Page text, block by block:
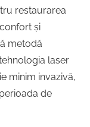
restaurarea
și
metodă
laser
minim invazivă,
de